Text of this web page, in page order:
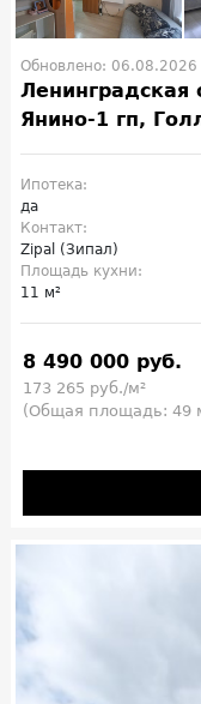
Обновлено: 06.08.2026
Ленинградская
Янино-1 гп,
Ипотека:
да
Контакт:
Zipal (Зипал)
Площадь кухни:
11 м²
8 490 000 руб.
173 265 руб./м²
(Общая площадь: 49